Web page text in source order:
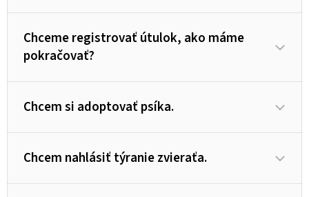
Chceme registrovať útulok, ako máme
pokračovať?
Chcem si adoptovať psíka.
Chcem nahlásiť týranie zvieraťa.